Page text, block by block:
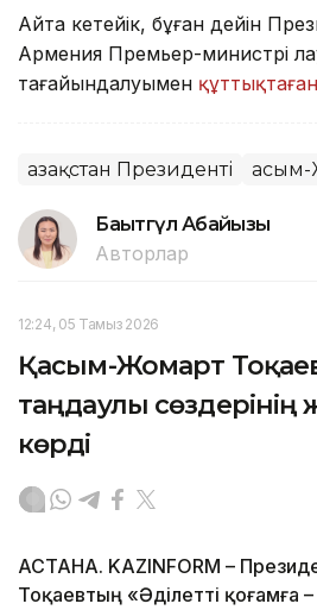
Айта кетейік, бұған дейін
Армения Премьер-министрі
тағайындалуымен
Қазақстан Президенті
Бақытгүл Абайқызы
Авторлар
12:24, 05 Тамыз 2026
Қасым-Жомарт
таңдаулы
көрді
АСТАНА. KAZINFORM –
Тоқаевтың «Әділетті қоғамға